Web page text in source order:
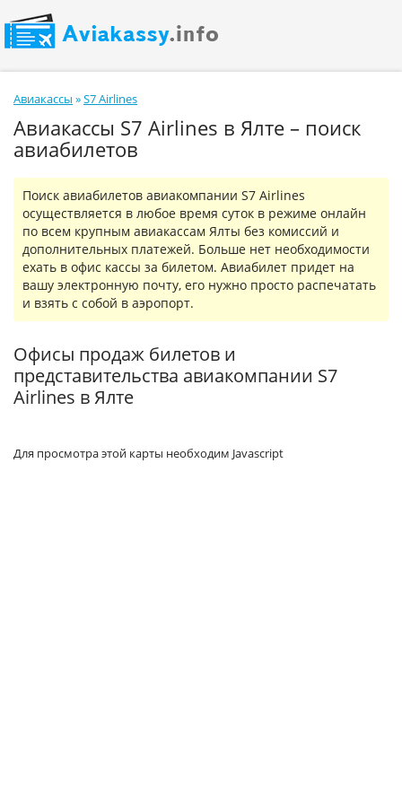
Авиакассы »S7 Airlines
Авиакассы S7 Airlines в Ялте – поиск
авиабилетов
Поиск авиабилетов авиакомпании S7 Airlines
осуществляется в любое время суток в режиме онлайн
по всем крупным авиакассам Ялты без комиссий и
дополнительных платежей. Больше нет необходимости
ехать в офис кассы за билетом. Авиабилет придет на
вашу электронную почту, его нужно просто распечатать
и взять с собой в аэропорт.
Офисы продаж билетов и
представительства авиакомпании S7
Airlines в Ялте
Для просмотра этой карты необходим Javascript